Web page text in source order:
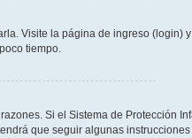
Visite la página de ingreso (login)
tiempo.
Si el Sistema de Protección
que seguir algunas instrucciones